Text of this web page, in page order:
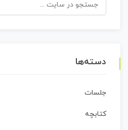
برای:
دسته‌ها
جلسات
کتابچه